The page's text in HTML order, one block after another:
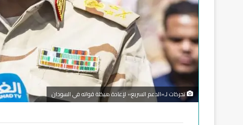
تحركات لـ«الدعم السريع» لإعادة هيكلة قواته في السودان